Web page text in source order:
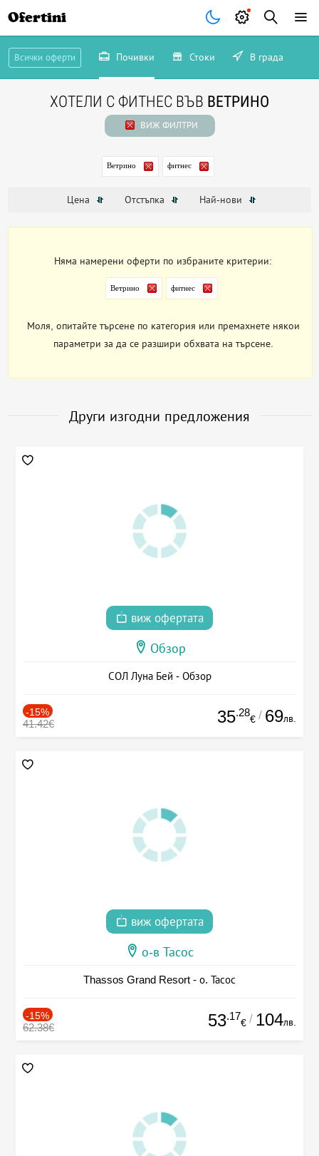
Ofertini
Всички оферти Почивки Стоки В града
ХОТЕЛИ С ФИТНЕС ВЪВ ВЕТРИНО
ВИЖ ФИЛТРИ
Ветрино фитнес
Цена Отстъпка Най-нови
Няма намерени оферти по избраните критерии:
Ветрино фитнес
Моля, опитайте търсене по категория или премахнете някои
параметри за да се разшири обхвата на търсене.
Други изгодни предложения
виж офертата
Обзор
СОЛ Луна Бей - Обзор
-15%
41.42€ 35.28
€ / 69лв.
виж офертата
о-в Тасос
Thassos Grand Resort - о. Тасос
-15%
62.38€ 53.17
€ / 104лв.